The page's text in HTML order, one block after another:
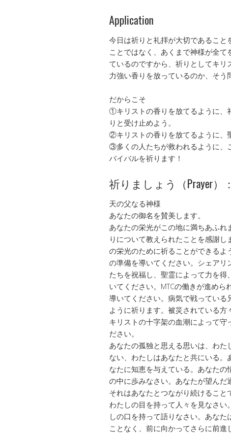
Application
今日は祈りと礼拝が大切であるこ
ことではなく、あくまで神様が全
ているのですから、祈りとしてキリ
力強い香りを放っているのか、そう
だからこそ
①キリストの香りを放てるように、
りと受け止めよう。
②キリストの香りを放てるように、
③多くの人たちが救われるように、
バイバルを祈ります！
祈りましょう（Prayer）：
天の父なる神様
あなたの御名を賛美します。
あなたの栄光がこの地に満ちあふ
りについて教えられたことを感謝
の栄光のために祈ることができる
の準備を導いてください。シェアリ
たちを祝福し、聖霊によって力を
いてください。MTCの働きが進め
導いてください。病気で戦ってい
ように祈ります。被災されている
キリストの十字架の血潮によって守
ださい。
あなたの孤独と思える思いは、わ
ない、わたしはあなたと共にいる
なたに知恵を与えている。あなた
の中に歩みなさい。あなたが望んだ
それはあなたとつながり続けること
わたしの目を持って人々を見なさ
しの口を持って語りなさい。あな
ことなく、前に向かってさらに前